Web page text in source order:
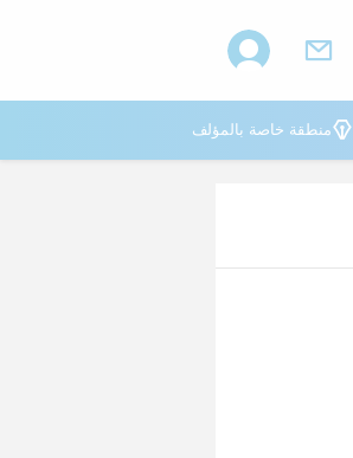

منطقة خاصة بالمؤلف